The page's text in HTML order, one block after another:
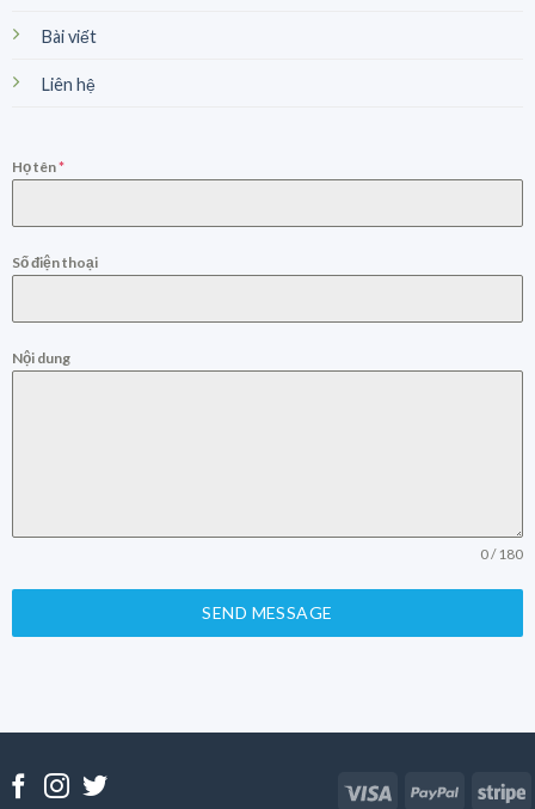
Bài viết
Liên hệ
Họ tên*
Số điện thoại
Nội dung
0 / 180
SEND MESSAGE